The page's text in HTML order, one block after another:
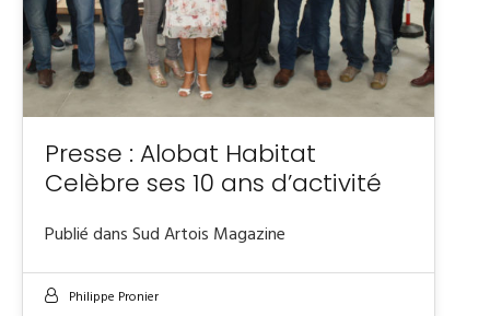
Presse : Alobat Habitat
Celèbre ses 10 ans d’activité
Publié dans Sud Artois Magazine
Philippe Pronier